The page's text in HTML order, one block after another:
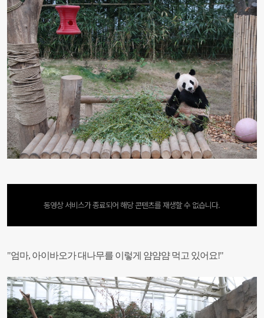
동영상 서비스가 종료되어 해당 콘텐츠를 재생할 수 없습니다.
"엄마, 아이바오가 대나무를 이렇게 얌얌얌 먹고 있어요!"